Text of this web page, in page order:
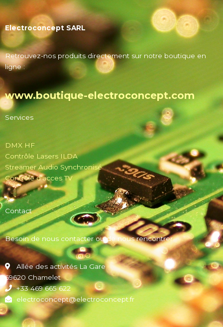
Electroconcept SARL
Retrouvez-nos produits directement sur notre boutique en
ligne :
www.boutique-electroconcept.com
Services
DMX HF
Contrôle Lasers ILDA
Streamer Audio Synchronisé
Contrôle d’acces TV
Contact
Besoin de nous contacter ou de nous rencontrer
Allée des activités La Gare
69620 Chamelet
+33 469 665 622
electroconcept@electroconcept.fr